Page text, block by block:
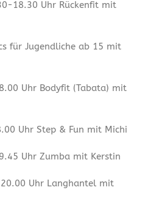
18.30 Uhr Rückenfit mit
für Jugendliche ab 15 mit
Uhr Bodyfit (Tabata) mit
Uhr Step & Fun mit Michi
Uhr Zumba mit Kerstin
Uhr Langhantel mit